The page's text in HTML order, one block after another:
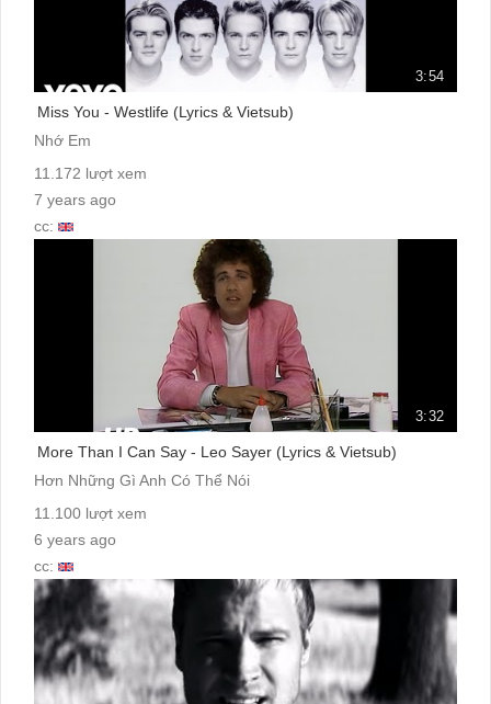
3:54
Miss You - Westlife (Lyrics & Vietsub)
Nhớ Em
11.172 lượt xem
7 years ago
cc:
3:32
More Than I Can Say - Leo Sayer (Lyrics & Vietsub)
Hơn Những Gì Anh Có Thể Nói
11.100 lượt xem
6 years ago
cc: